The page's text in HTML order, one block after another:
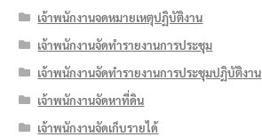
เจ้าพนักงานจดหมายเหตุปฏิบัติงาน
เจ้าพนักงานจัดทำรายงานการประชุม
เจ้าพนักงานจัดทำรายงานการประชุมปฏิบัติงาน
เจ้าพนักงานจัดหาที่ดิน
เจ้าพนักงานจัดเก็บรายได้